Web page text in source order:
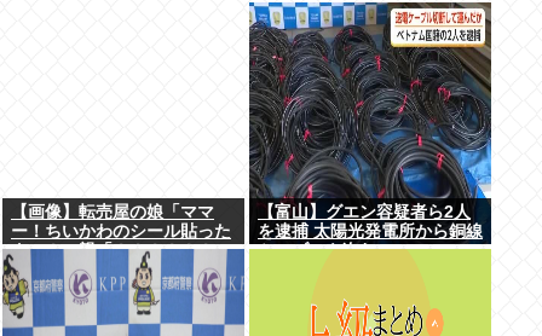
に横断
【画像】転売屋の娘「ママ
ー！ちいかわのシール貼った
よー！」親「！！！！！！」
【富山】グエン容疑者ら2人
を逮捕 太陽光発電所から銅線
ケーブルを盗む